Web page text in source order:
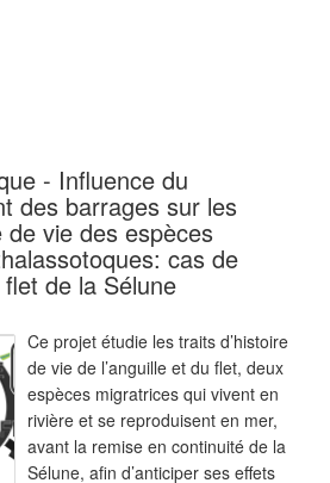
- Influence du
des barrages sur les
vie des espèces
cas de
de la Sélune
Ce projet étudie les traits d’histoire
de vie de l’anguille et du flet, deux
espèces migratrices qui vivent en
rivière et se reproduisent en mer,
avant la remise en continuité de la
Sélune, afin d’anticiper ses effets